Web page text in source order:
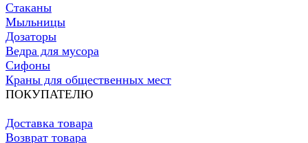
Стаканы
Мыльницы
Дозаторы
Ведра для мусора
Сифоны
Краны для общественных мест
ПОКУПАТЕЛЮ
Доставка товара
Возврат товара